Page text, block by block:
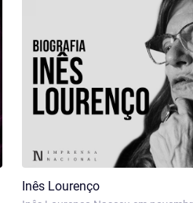
Inês Lourenço